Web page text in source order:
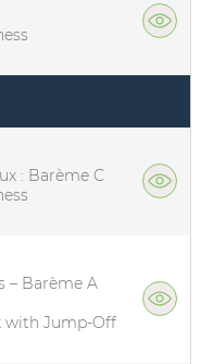
: Barème C
– Barème A
with Jump-Off